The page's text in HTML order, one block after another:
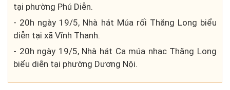
tại phường Phú Diễn.
- 20h ngày 19/5, Nhà hát Múa rối Thăng Long biểu
diễn tại xã Vĩnh Thanh.
- 20h ngày 19/5, Nhà hát Ca múa nhạc Thăng Long
biểu diễn tại phường Dương Nội.